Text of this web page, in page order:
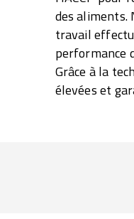
des aliments.
travail
performance
Grâce à la
élevées et